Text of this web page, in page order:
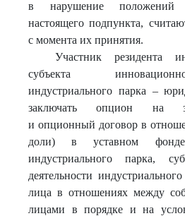
в нарушение положений
настоящего подпункта,
с момента их принятия.
Участник резидента
субъекта
индустриального парка –
заключать опцион на
и опционный договор в
доли) в уставном
индустриального парка,
деятельности
лица в отношениях между
лицами в порядке и на